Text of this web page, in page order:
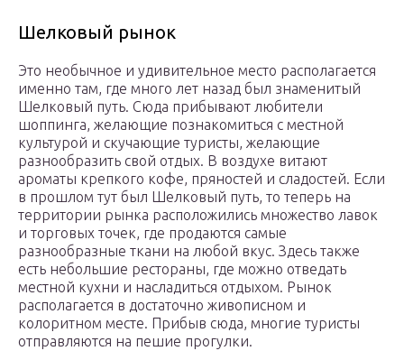
Шелковый рынок
Это необычное и удивительное место располагается
именно там, где много лет назад был знаменитый
Шелковый путь. Сюда прибывают любители
шоппинга, желающие познакомиться с местной
культурой и скучающие туристы, желающие
разнообразить свой отдых. В воздухе витают
ароматы крепкого кофе, пряностей и сладостей. Если
в прошлом тут был Шелковый путь, то теперь на
территории рынка расположились множество лавок
и торговых точек, где продаются самые
разнообразные ткани на любой вкус. Здесь также
есть небольшие рестораны, где можно отведать
местной кухни и насладиться отдыхом. Рынок
располагается в достаточно живописном и
колоритном месте. Прибыв сюда, многие туристы
отправляются на пешие прогулки.